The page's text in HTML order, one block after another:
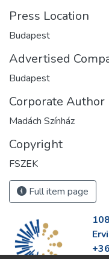
Press Location
Budapest
Advertised
Budapest
Corporate Author
Madách Színház
Copyright
FSZEK
Full item page